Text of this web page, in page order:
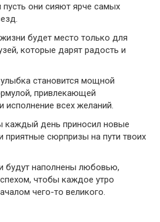
пусть они сияют ярче самых
будет место только для
которые дарят радость и
становится мощной
привлекающей
исполнение всех желаний.
каждый день приносил новые
приятные сюрпризы на пути твоих
будут наполнены любовью,
чтобы каждое утро
чего-то великого.